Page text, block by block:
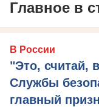
Главное в
В России
"Это, считай,
Службы
главный